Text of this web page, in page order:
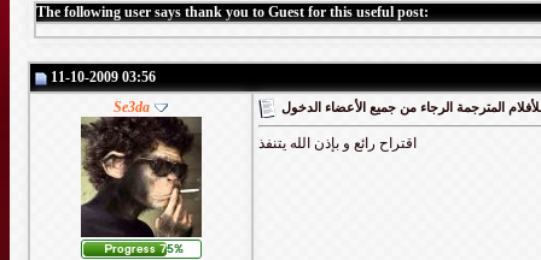
The following user says thank you to Guest for this useful post:
11-10-2009 03:56
Se3da
المترجمة الرجاء من جميع الأعضاء الدخول
اقتراح رائع و بإذن الله يتنفذ